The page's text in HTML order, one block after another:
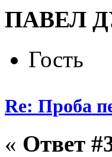
ПАВЕЛ
Гость
Re: Проба
« Ответ